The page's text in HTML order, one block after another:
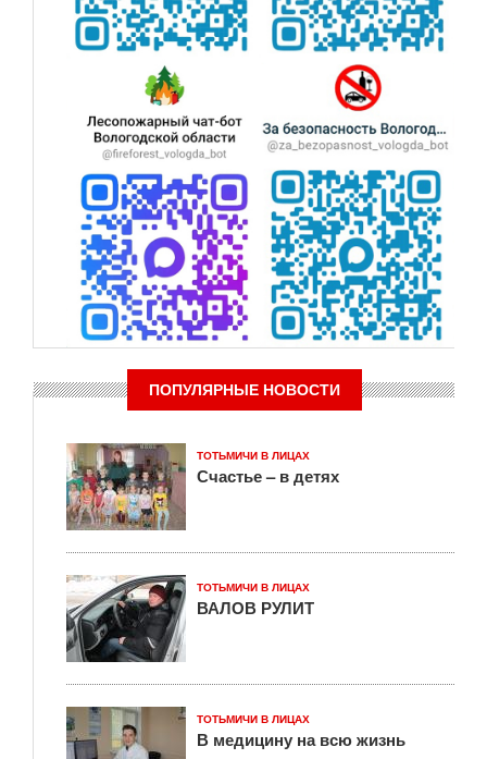
ПОПУЛЯРНЫЕ НОВОСТИ
ТОТЬМИЧИ В ЛИЦАХ
Счастье – в детях
ТОТЬМИЧИ В ЛИЦАХ
ВАЛОВ РУЛИТ
ТОТЬМИЧИ В ЛИЦАХ
В медицину на всю жизнь